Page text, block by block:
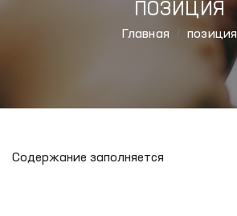
ПОЗИЦИЯ
Главная позиция
Содержание заполняется